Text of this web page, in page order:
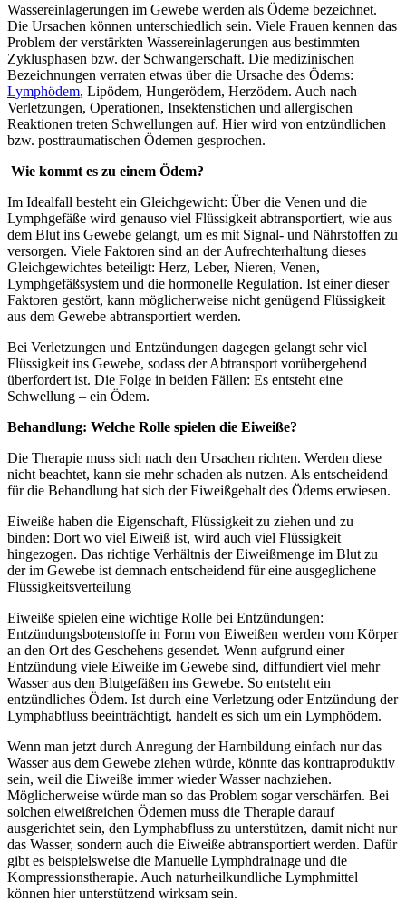
Wassereinlagerungen im Gewebe werden als Ödeme bezeichnet.
Die Ursachen können unterschiedlich sein. Viele Frauen kennen das
Problem der verstärkten Wassereinlagerungen aus bestimmten
Zyklusphasen bzw. der Schwangerschaft. Die medizinischen
Bezeichnungen verraten etwas über die Ursache des Ödems:
Lymphödem, Lipödem, Hungerödem, Herzödem. Auch nach
Verletzungen, Operationen, Insektenstichen und allergischen
Reaktionen treten Schwellungen auf. Hier wird von entzündlichen
bzw. posttraumatischen Ödemen gesprochen.
Wie kommt es zu einem Ödem?
Im Idealfall besteht ein Gleichgewicht: Über die Venen und die
Lymphgefäße wird genauso viel Flüssigkeit abtransportiert, wie aus
dem Blut ins Gewebe gelangt, um es mit Signal- und Nährstoffen zu
versorgen. Viele Faktoren sind an der Aufrechterhaltung dieses
Gleichgewichtes beteiligt: Herz, Leber, Nieren, Venen,
Lymphgefäßsystem und die hormonelle Regulation. Ist einer dieser
Faktoren gestört, kann möglicherweise nicht genügend Flüssigkeit
aus dem Gewebe abtransportiert werden.
Bei Verletzungen und Entzündungen dagegen gelangt sehr viel
Flüssigkeit ins Gewebe, sodass der Abtransport vorübergehend
überfordert ist. Die Folge in beiden Fällen: Es entsteht eine
Schwellung – ein Ödem.
Behandlung: Welche Rolle spielen die Eiweiße?
Die Therapie muss sich nach den Ursachen richten. Werden diese
nicht beachtet, kann sie mehr schaden als nutzen. Als entscheidend
für die Behandlung hat sich der Eiweißgehalt des Ödems erwiesen.
Eiweiße haben die Eigenschaft, Flüssigkeit zu ziehen und zu
binden: Dort wo viel Eiweiß ist, wird auch viel Flüssigkeit
hingezogen. Das richtige Verhältnis der Eiweißmenge im Blut zu
der im Gewebe ist demnach entscheidend für eine ausgeglichene
Flüssigkeitsverteilung
Eiweiße spielen eine wichtige Rolle bei Entzündungen:
Entzündungsbotenstoffe in Form von Eiweißen werden vom Körper
an den Ort des Geschehens gesendet. Wenn aufgrund einer
Entzündung viele Eiweiße im Gewebe sind, diffundiert viel mehr
Wasser aus den Blutgefäßen ins Gewebe. So entsteht ein
entzündliches Ödem. Ist durch eine Verletzung oder Entzündung der
Lymphabfluss beeinträchtigt, handelt es sich um ein Lymphödem.
Wenn man jetzt durch Anregung der Harnbildung einfach nur das
Wasser aus dem Gewebe ziehen würde, könnte das kontraproduktiv
sein, weil die Eiweiße immer wieder Wasser nachziehen.
Möglicherweise würde man so das Problem sogar verschärfen. Bei
solchen eiweißreichen Ödemen muss die Therapie darauf
ausgerichtet sein, den Lymphabfluss zu unterstützen, damit nicht nur
das Wasser, sondern auch die Eiweiße abtransportiert werden. Dafür
gibt es beispielsweise die Manuelle Lymphdrainage und die
Kompressionstherapie. Auch naturheilkundliche Lymphmittel
können hier unterstützend wirksam sein.